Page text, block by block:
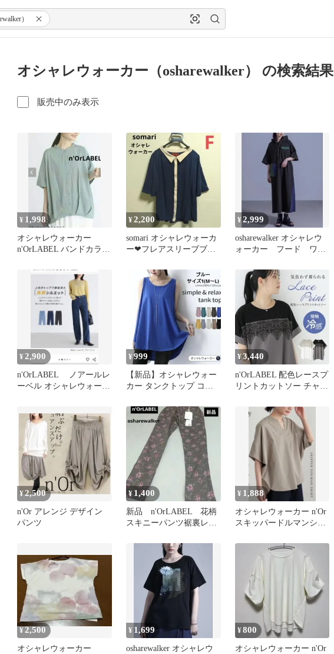
）
オシャレウォーカー（osharewalker） の検索結果
販売中のみ表示
¥ 1,998
オシャレウォーカー
n'OrLABEL バンドカラー
¥2,200
somari オシャレウォーカ
ー❤フレアスリーブブラ
¥2,999
osharewalker オシャレウ
ォーカー フード ワン
¥ 2,900
n'OrLABEL ノアールレ
ーベル オシャレウォーカ
¥999
【新品】オシャレウォー
カー タンクトップ コッ
L)
¥3,440
n'OrLABEL 配色レースプ
リントカットソー チャコ
¥2,500
n'Or アレンジ デザイン
パンツ
¥ 1,400
新品 n'OrLABEL 花柄
スキニーパンツ裾裏レー
¥ 1,888
オシャレウォーカー n'Or
スキッパードルマンシャ
¥ 2,500
オシャレウォーカー
¥ 1,699
osharewalker オシャレウ
¥800
オシャレウォーカー n'Or